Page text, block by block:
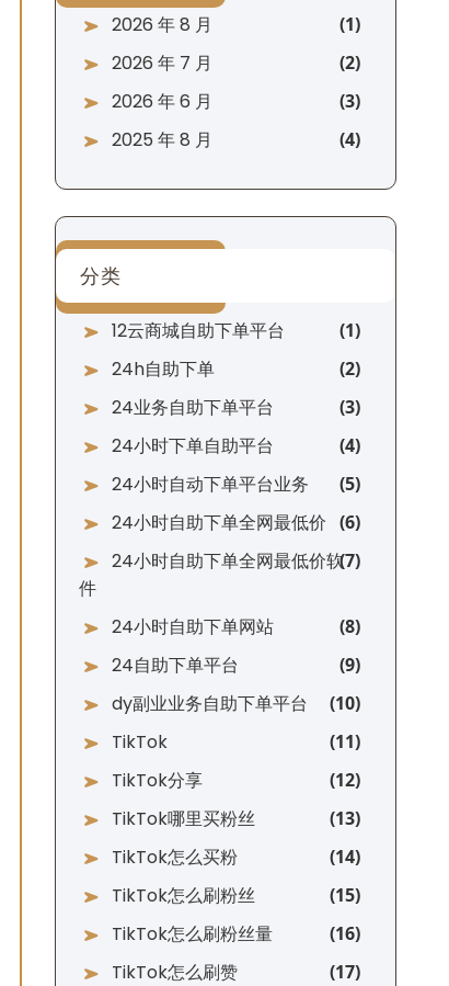
2026 年 8 月
2026 年 7 月
2026 年 6 月
2025 年 8 月
分类
12云商城自助下单平台
24h自助下单
24业务自助下单平台
24小时下单自助平台
24小时自动下单平台业务
24小时自助下单全网最低价
24小时自助下单全网最低价软
件
24小时自助下单网站
24自助下单平台
dy副业业务自助下单平台
TikTok
TikTok分享
TikTok哪里买粉丝
TikTok怎么买粉
TikTok怎么刷粉丝
TikTok怎么刷粉丝量
TikTok怎么刷赞